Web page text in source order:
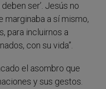
ser’. Jesús no
marginaba a sí mismo,
para incluirnos a
con su vida”.
el asombro que
y sus gestos.